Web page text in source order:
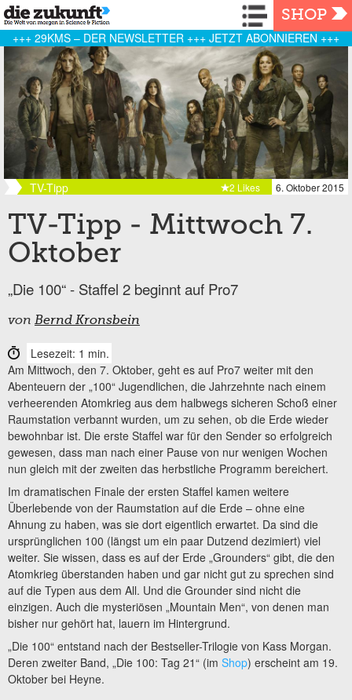
Navigation
SHOP
+++ 29KMS – DER NEWSLETTER +++ JETZT ABONNIEREN +++
TV-Tipp 6. Oktober 2015
2 Likes
TV-Tipp - Mittwoch 7.
Oktober
„Die 100“ - Staffel 2 beginnt auf Pro7
von Bernd Kronsbein
Lesezeit: 1 min.
Am Mittwoch, den 7. Oktober, geht es auf Pro7 weiter mit den
Abenteuern der „100“ Jugendlichen, die Jahrzehnte nach einem
verheerenden Atomkrieg aus dem halbwegs sicheren Schoß einer
Raumstation verbannt wurden, um zu sehen, ob die Erde wieder
bewohnbar ist. Die erste Staffel war für den Sender so erfolgreich
gewesen, dass man nach einer Pause von nur wenigen Wochen
nun gleich mit der zweiten das herbstliche Programm bereichert.
Im dramatischen Finale der ersten Staffel kamen weitere
Überlebende von der Raumstation auf die Erde – ohne eine
Ahnung zu haben, was sie dort eigentlich erwartet. Da sind die
ursprünglichen 100 (längst um ein paar Dutzend dezimiert) viel
weiter. Sie wissen, dass es auf der Erde „Grounders“ gibt, die den
Atomkrieg überstanden haben und gar nicht gut zu sprechen sind
auf die Typen aus dem All. Und die Grounder sind nicht die
einzigen. Auch die mysteriösen „Mountain Men“, von denen man
bisher nur gehört hat, lauern im Hintergrund.
„Die 100“ entstand nach der Bestseller-Trilogie von Kass Morgan.
Deren zweiter Band, „Die 100: Tag 21“ (im Shop) erscheint am 19.
Oktober bei Heyne.